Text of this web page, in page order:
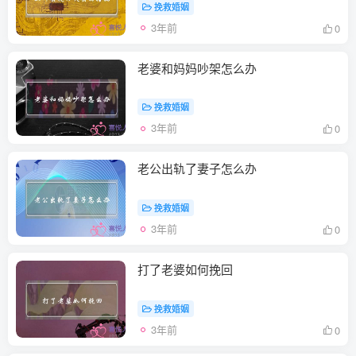
挽救婚姻
3年前 0
老婆和妈妈吵架怎么办
挽救婚姻
3年前 0
老公出轨了妻子怎么办
挽救婚姻
3年前 0
打了老婆如何挽回
挽救婚姻
3年前 0